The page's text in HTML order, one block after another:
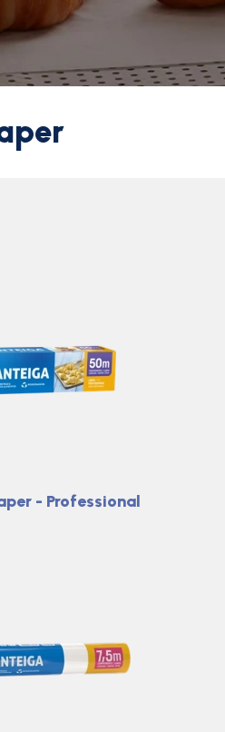
- Professional